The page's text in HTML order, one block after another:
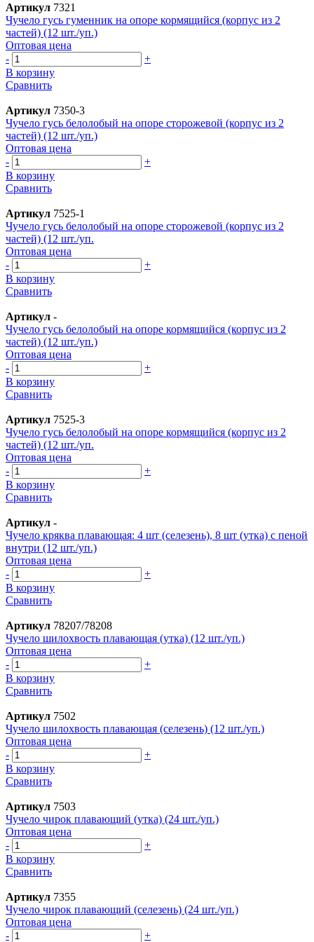
Артикул 7321
Чучело гусь гуменник на опоре кормящийся (корпус из 2
частей) (12 шт./уп.)
Оптовая цена
-
+
В корзину
Сравнить
Артикул 7350-3
Чучело гусь белолобый на опоре сторожевой (корпус из 2
частей) (12 шт./уп.)
Оптовая цена
-
+
В корзину
Сравнить
Артикул 7525-1
Чучело гусь белолобый на опоре сторожевой (корпус из 2
частей) (12 шт./уп.
Оптовая цена
-
+
В корзину
Сравнить
Артикул -
Чучело гусь белолобый на опоре кормящийся (корпус из 2
частей) (12 шт./уп.)
Оптовая цена
-
+
В корзину
Сравнить
Артикул 7525-3
Чучело гусь белолобый на опоре кормящийся (корпус из 2
частей) (12 шт./уп.
Оптовая цена
-
+
В корзину
Сравнить
Артикул -
Чучело кряква плавающая: 4 шт (селезень), 8 шт (утка) с пеной
внутри (12 шт./уп.)
Оптовая цена
-
+
В корзину
Сравнить
Артикул 78207/78208
Чучело шилохвость плавающая (утка) (12 шт./уп.)
Оптовая цена
-
+
В корзину
Сравнить
Артикул 7502
Чучело шилохвость плавающая (селезень) (12 шт./уп.)
Оптовая цена
-
+
В корзину
Сравнить
Артикул 7503
Чучело чирок плавающий (утка) (24 шт./уп.)
Оптовая цена
-
+
В корзину
Сравнить
Артикул 7355
Чучело чирок плавающий (селезень) (24 шт./уп.)
Оптовая цена
-
+